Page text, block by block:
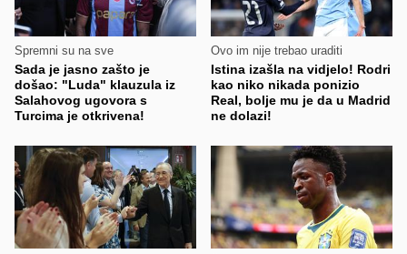
Spremni su na sve
Sada je jasno zašto je
došao: "Luda" klauzula iz
Salahovog ugovora s
Turcima je otkrivena!
Ovo im nije trebao uraditi
Istina izašla na vidjelo! Rodri
kao niko nikada ponizio
Real, bolje mu je da u Madrid
ne dolazi!